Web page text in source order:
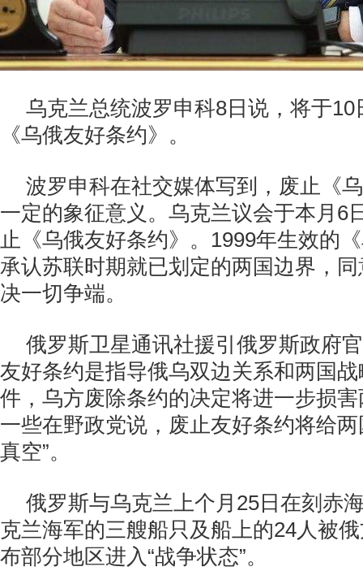
乌克兰总统波罗申科8日说，将于10
《乌俄友好条约》。
波罗申科在社交媒体写到，废止《
一定的象征意义。乌克兰议会于本月6
止《乌俄友好条约》。1999年生效的
承认苏联时期就已划定的两国边界，
决一切争端。
俄罗斯卫星通讯社援引俄罗斯政府
友好条约是指导俄乌双边关系和两国
件，乌方废除条约的决定将进一步损
一些在野政党说，废止友好条约将给
真空”。
俄罗斯与乌克兰上个月25日在刻赤
克兰海军的三艘船只及船上的24人被
布部分地区进入“战争状态”。